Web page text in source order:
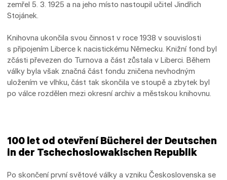
zemřel 5. 3. 1925 a na jeho místo nastoupil učitel Jindřich
Stojánek.
Knihovna ukončila svou činnost v roce 1938 v souvislosti
s připojením Liberce k nacistickému Německu. Knižní fond byl
zčásti převezen do Turnova a část zůstala v Liberci. Během
války byla však značná část fondu zničena nevhodným
uložením ve vlhku, část tak skončila ve stoupě a zbytek byl
po válce rozdělen mezi okresní archiv a městskou knihovnu.
100 let od otevření Bücherei der Deutschen
in der Tschechoslowakischen Republik
Po skončení první světové války a vzniku Československa se